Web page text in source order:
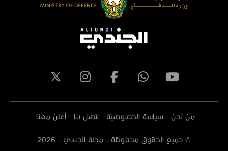
من نحن سياسة الخصوصيّة اتصل بنا أعلن معنا
© جميع الحقوق محفوظة - مجلة الجندي - 2026